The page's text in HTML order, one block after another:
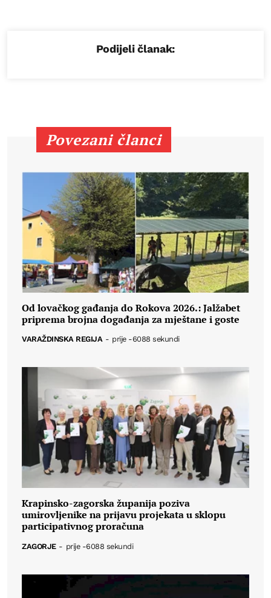
Podijeli članak:
Povezani članci
Od lovačkog gađanja do Rokova 2026.: Jalžabet
priprema brojna događanja za mještane i goste
VARAŽDINSKA REGIJA - prije -6088 sekundi
Krapinsko-zagorska županija poziva
umirovljenike na prijavu projekata u sklopu
participativnog proračuna
ZAGORJE - prije -6088 sekundi